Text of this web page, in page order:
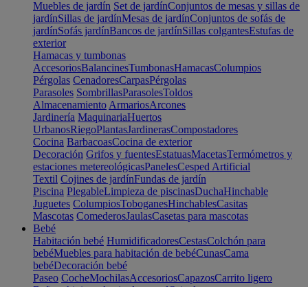
Muebles de jardín Set de jardínConjuntos de mesas y sillas de
jardínSillas de jardínMesas de jardínConjuntos de sofás de
jardínSofás jardínBancos de jardínSillas colgantesEstufas de
exterior
Hamacas y tumbonas
AccesoriosBalancinesTumbonasHamacasColumpios
Pérgolas CenadoresCarpasPérgolas
Parasoles SombrillasParasolesToldos
Almacenamiento ArmariosArcones
Jardinería MaquinariaHuertos
UrbanosRiegoPlantasJardinerasCompostadores
Cocina BarbacoasCocina de exterior
Decoración Grifos y fuentesEstatuasMacetasTermómetros y
estaciones metereológicasPanelesCesped Artificial
Textil Cojines de jardínFundas de jardín
Piscina PlegableLimpieza de piscinasDuchaHinchable
Juguetes ColumpiosToboganesHinchablesCasitas
Mascotas ComederosJaulasCasetas para mascotas
Bebé
Habitación bebé HumidificadoresCestasColchón para
bebéMuebles para habitación de bebéCunasCama
bebéDecoración bebé
Paseo CocheMochilasAccesoriosCapazosCarrito ligero